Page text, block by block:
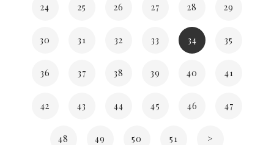
24 25 26 27 28 29
30 31 32 33 34 35
36 37 38 39 40 41
42 43 44 45 46 47
48 49 50 51 >